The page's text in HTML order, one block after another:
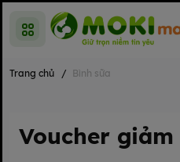
Trang chủ / Bình sữa
Voucher